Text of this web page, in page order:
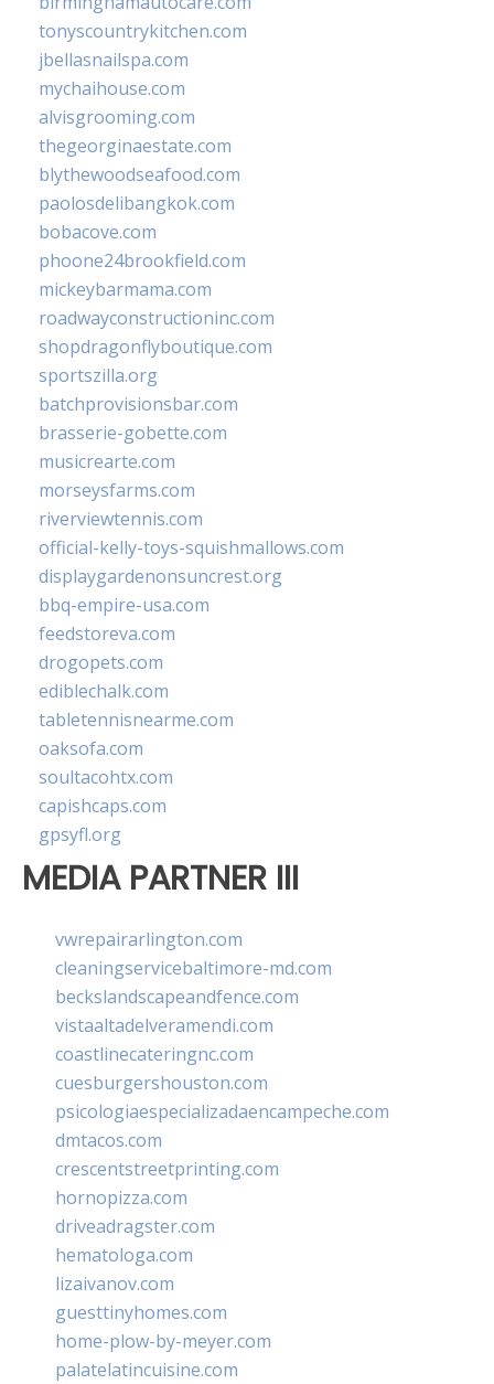
tonyscountrykitchen.com
jbellasnailspa.com
mychaihouse.com
alvisgrooming.com
thegeorginaestate.com
blythewoodseafood.com
paolosdelibangkok.com
bobacove.com
phoone24brookfield.com
mickeybarmama.com
roadwayconstructioninc.com
shopdragonflyboutique.com
sportszilla.org
batchprovisionsbar.com
brasserie-gobette.com
musicrearte.com
morseysfarms.com
riverviewtennis.com
official-kelly-toys-squishmallows.com
displaygardenonsuncrest.org
bbq-empire-usa.com
feedstoreva.com
drogopets.com
ediblechalk.com
tabletennisnearme.com
oaksofa.com
soultacohtx.com
capishcaps.com
gpsyfl.org
MEDIA PARTNER III
vwrepairarlington.com
cleaningservicebaltimore-md.com
beckslandscapeandfence.com
vistaaltadelveramendi.com
coastlinecateringnc.com
cuesburgershouston.com
psicologiaespecializadaencampeche.com
dmtacos.com
crescentstreetprinting.com
hornopizza.com
driveadragster.com
hematologa.com
lizaivanov.com
guesttinyhomes.com
home-plow-by-meyer.com
palatelatincuisine.com